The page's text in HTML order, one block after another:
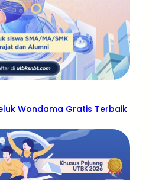
Wondama Gratis Terbaik